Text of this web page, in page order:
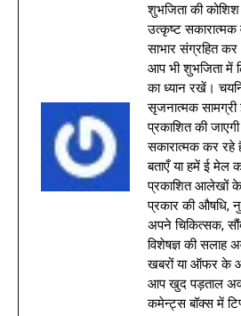
शुभजिता की
उत्कृष्ट
साभार संग्रहित
आप भी शुभजिता में
का ध्यान रखें।
सृजनात्मक सामग्री
प्रकाशित की
सकारात्मक कर रहे
बताएँ या हमें ई मेल
प्रकाशित आलेखों के
प्रकार की औषधि,
अपने चिकित्सक,
विशेषज्ञ की सलाह
खबरों या ऑफर के
आप खुद पड़ताल
कमेन्ट्स बॉक्स में